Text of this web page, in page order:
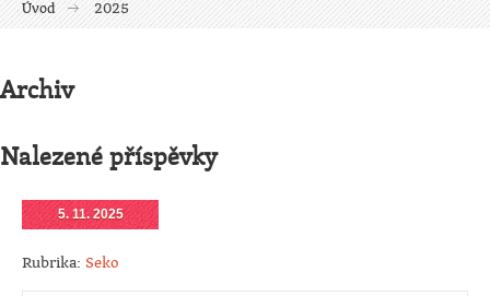
Úvod 2025
Archiv
Nalezené příspěvky
5. 11. 2025
Rubrika: Seko